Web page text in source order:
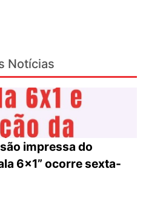
Notícias
impressa do
6×1” ocorre sexta-